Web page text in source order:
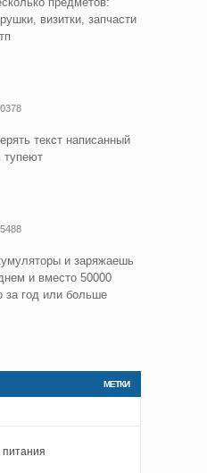
визитки, запчасти
текст написанный
и заряжаешь
и вместо 50000
за год или больше
МЕТКИ